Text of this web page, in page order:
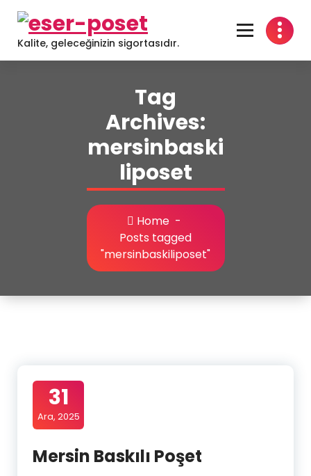
Skip
content
Kalite, geleceğinizin sigortasıdır.
Tag
Archives:
mersinbaski
liposet
Home -
Posts tagged
"mersinbaskiliposet"
31
Ara, 2025
Mersin Baskılı Poşet